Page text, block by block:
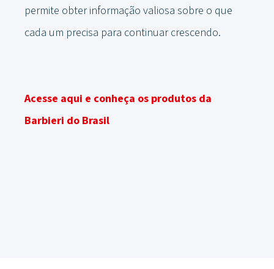
permite obter informação valiosa sobre o que
cada um precisa para continuar crescendo.
Acesse aqui e conheça os produtos da
Barbieri do Brasil